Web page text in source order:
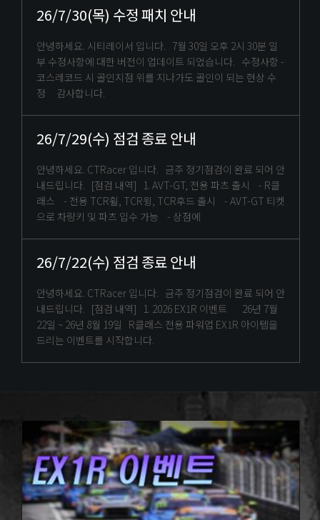
26/7/30(목) 수정 패치 안내
안녕하세요. 시티레이서 입니다. 7월 30일 오후 2시 30분 일
부 수정사항에 대한 버전이 업데이트 되었습니다. 수정사항 -
코스레코드 시 골인지점 위를 지나가도 골인이 되는 현상 수
정 감사합니다.
26/7/29(수) 점검 종료 안내
안녕하세요. CTRacer 입니다. 금주 정기점검이 완료 되어 안
내드립니다. [점검 내역] 1. AVT-GT, 전용 파츠 출시 - R클
래스 - 전용 TCR휠, TCR윙, TCR후드 출시 - AVT-GT 티켓
으로 차량키 및 파츠 입수 가능 - 상점에
26/7/22(수) 점검 종료 안내
안녕하세요. CTRacer 입니다. 금주 정기점검이 완료 되어 안
내드립니다. [점검 내역] 1. 2026 EX1R 이벤트 26년 7월
22일 ~ 26년 8월 19일 R클래스 전용 파워업 EX1R 아이템을